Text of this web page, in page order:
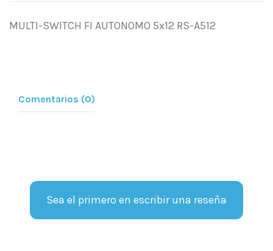
MULTI-SWITCH FI AUTONOMO 5x12 RS-A512
Comentarios (0)
Sea el primero en escribir una reseña